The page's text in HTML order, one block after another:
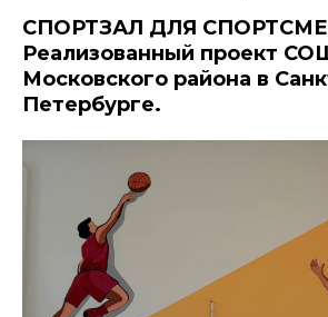
СПОРТЗАЛ ДЛЯ
Реализованный проект
Московского района в
Петербурге.